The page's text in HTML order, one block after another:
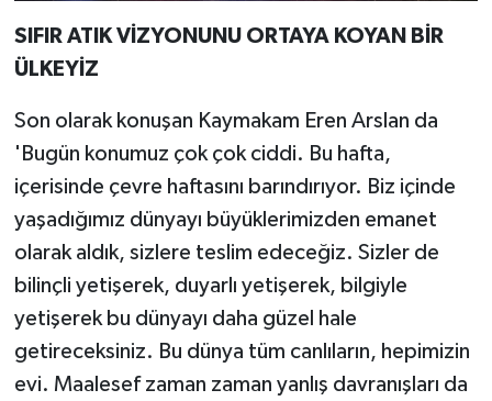
SIFIR ATIK VİZYONUNU ORTAYA KOYAN BİR
ÜLKEYİZ
Son olarak konuşan Kaymakam Eren Arslan da
'Bugün konumuz çok çok ciddi. Bu hafta,
içerisinde çevre haftasını barındırıyor. Biz içinde
yaşadığımız dünyayı büyüklerimizden emanet
olarak aldık, sizlere teslim edeceğiz. Sizler de
bilinçli yetişerek, duyarlı yetişerek, bilgiyle
yetişerek bu dünyayı daha güzel hale
getireceksiniz. Bu dünya tüm canlıların, hepimizin
evi. Maalesef zaman zaman yanlış davranışları da